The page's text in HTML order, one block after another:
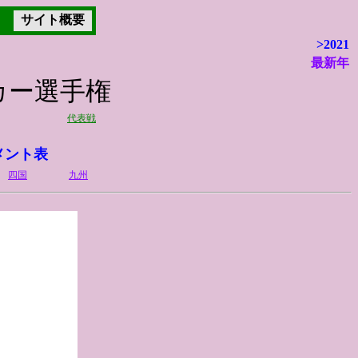
サイト概要
>2021
最新年
ー選手権
代表戦
ント表
四国 九州